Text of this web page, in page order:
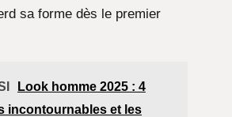
sa forme dès le premier
Look homme 2025 : 4
incontournables et les